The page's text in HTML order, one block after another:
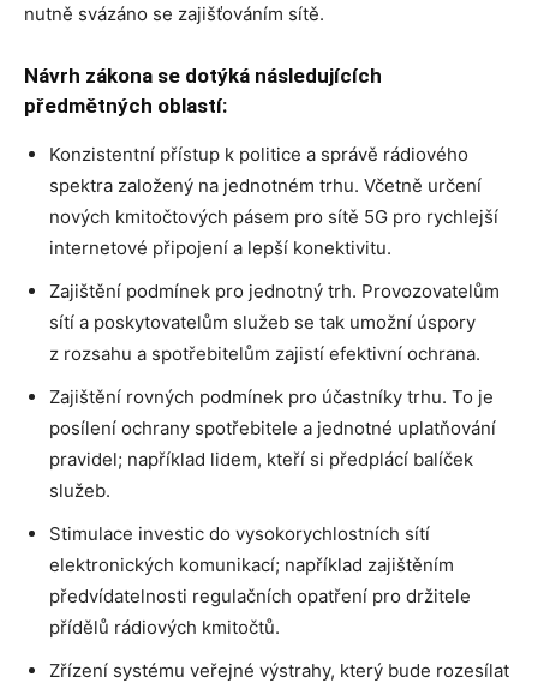
nutně svázáno se zajišťováním sítě.
Návrh zákona se dotýká následujících
předmětných oblastí:
Konzistentní přístup k politice a správě rádiového
spektra založený na jednotném trhu. Včetně určení
nových kmitočtových pásem pro sítě 5G pro rychlejší
internetové připojení a lepší konektivitu.
Zajištění podmínek pro jednotný trh. Provozovatelům
sítí a poskytovatelům služeb se tak umožní úspory
z rozsahu a spotřebitelům zajistí efektivní ochrana.
Zajištění rovných podmínek pro účastníky trhu. To je
posílení ochrany spotřebitele a jednotné uplatňování
pravidel; například lidem, kteří si předplácí balíček
služeb.
Stimulace investic do vysokorychlostních sítí
elektronických komunikací; například zajištěním
předvídatelnosti regulačních opatření pro držitele
přídělů rádiových kmitočtů.
Zřízení systému veřejné výstrahy, který bude rozesílat